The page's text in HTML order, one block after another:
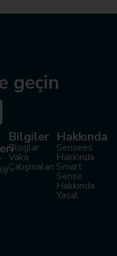
geçin
Bilgiler
Bloglar
Vaka
Çalışmaları
Hakkında
Sensees
Hakkında
Smart
Sense
Hakkında
Yasal